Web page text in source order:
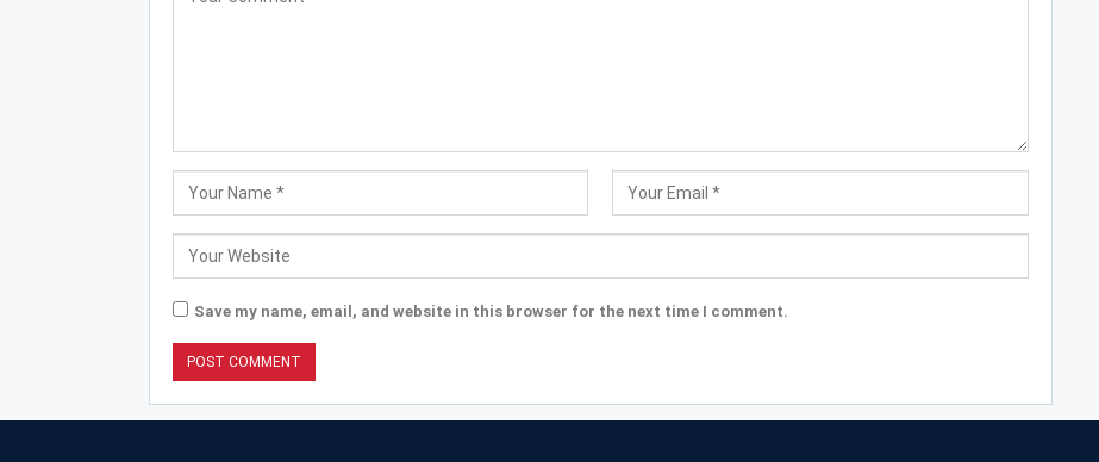
Save my name, email, and website in this browser for the next time I comment.